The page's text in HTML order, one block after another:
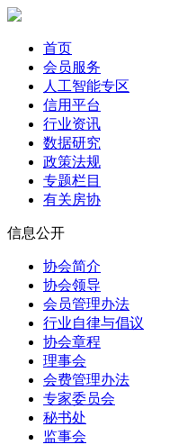
首页
会员服务
人工智能专区
信用平台
行业资讯
数据研究
政策法规
专题栏目
有关房协
信息公开
协会简介
协会领导
会员管理办法
行业自律与倡议
协会章程
理事会
会费管理办法
专家委员会
秘书处
监事会